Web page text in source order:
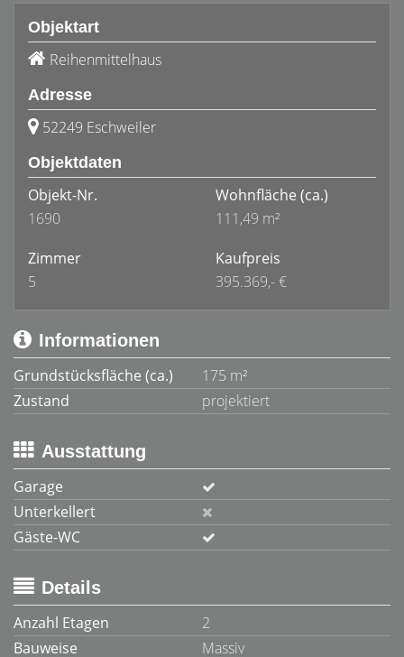
Objektart
Reihenmittelhaus
Adresse
52249 Eschweiler
Objektdaten
Objekt-Nr.
1690
Wohnfläche (ca.)
111,49 m²
Zimmer
5
Kaufpreis
395.369,- €
Informationen
Grundstücksfläche (ca.)
175 m²
Zustand
projektiert
Ausstattung
Garage
Unterkellert
Gäste-WC
Details
Anzahl Etagen
2
Bauweise
Massiv